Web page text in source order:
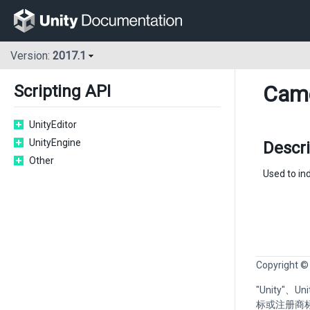
Version: 2017.1
Scripting API
UnityEditor
UnityEngine
Other
Used to
Copyright ©
"Unity"、
标或注册商